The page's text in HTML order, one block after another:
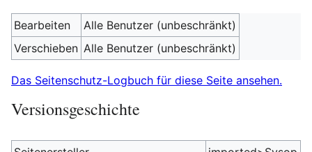
Bearbeiten
Alle Benutzer (unbeschränkt)
Verschieben Alle Benutzer (unbeschränkt)
Das Seitenschutz-Logbuch für diese Seite ansehen.
Versionsgeschichte